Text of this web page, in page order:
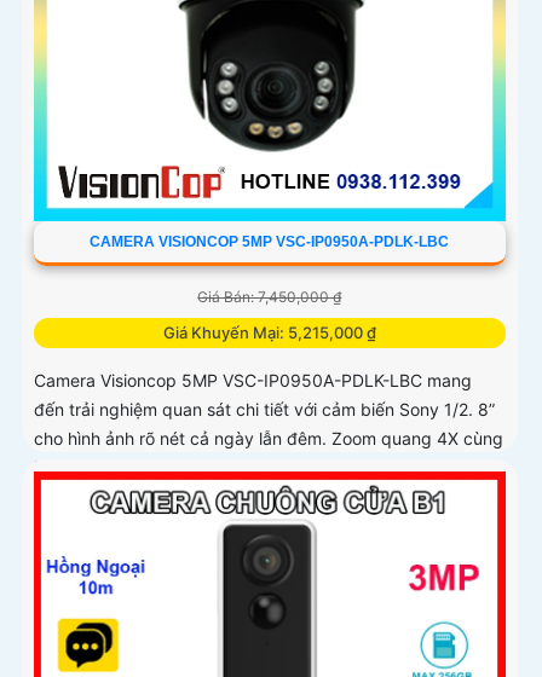
CAMERA VISIONCOP 5MP VSC-IP0950A-PDLK-LBC
Giá Bán: 7,450,000 ₫
Giá Khuyến Mại: 5,215,000 ₫
Camera Visioncop 5MP VSC-IP0950A-PDLK-LBC mang
đến trải nghiệm quan sát chi tiết với cảm biến Sony 1/2. 8”
cho hình ảnh rõ nét cả ngày lẫn đêm. Zoom quang 4X cùng
khả năng xoay...